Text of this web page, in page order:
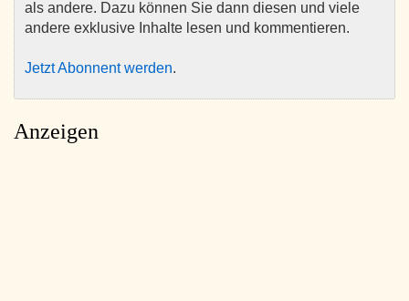
als andere. Dazu können Sie dann diesen und viele
andere exklusive Inhalte lesen und kommentieren.
Jetzt Abonnent werden.
Anzeigen